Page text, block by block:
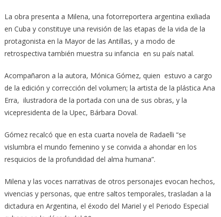
La obra presenta a Milena, una fotorreportera argentina exiliada
en Cuba y constituye una revisión de las etapas de la vida de la
protagonista en la Mayor de las Antillas, y a modo de
retrospectiva también muestra su infancia en su país natal.
Acompañaron a la autora, Mónica Gómez, quien estuvo a cargo
de la edición y corrección del volumen; la artista de la plástica Ana
Erra, ilustradora de la portada con una de sus obras, y la
vicepresidenta de la Upec, Bárbara Doval.
Gómez recalcó que en esta cuarta novela de Radaelli “se
vislumbra el mundo femenino y se convida a ahondar en los
resquicios de la profundidad del alma humana”.
Milena y las voces narrativas de otros personajes evocan hechos,
vivencias y personas, que entre saltos temporales, trasladan a la
dictadura en Argentina, el éxodo del Mariel y el Periodo Especial